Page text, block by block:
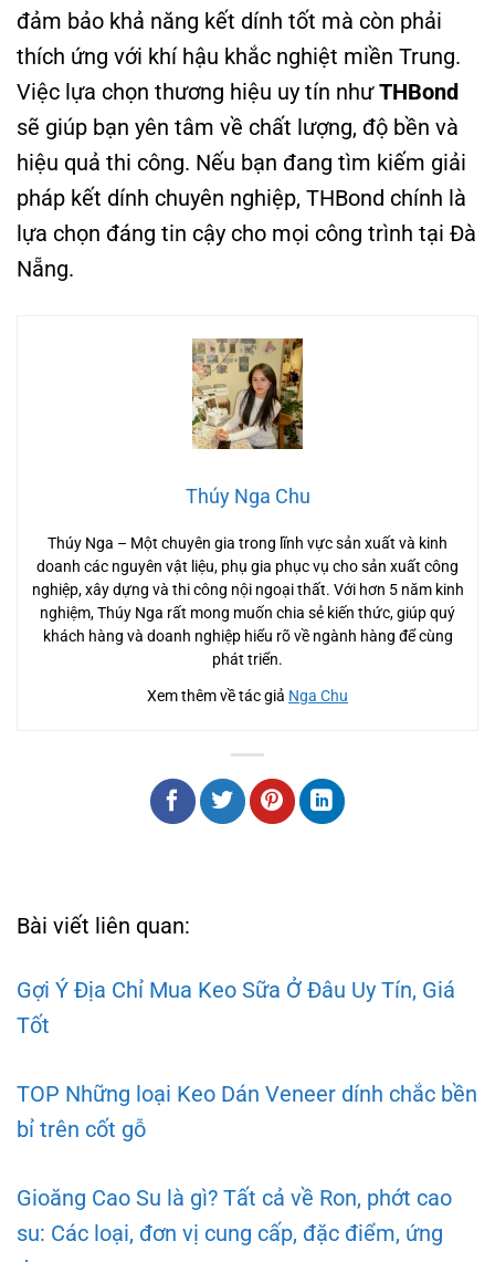
đảm bảo khả năng kết dính tốt mà còn phải
thích ứng với khí hậu khắc nghiệt miền Trung.
Việc lựa chọn thương hiệu uy tín nhưTHBond
sẽ giúp bạn yên tâm về chất lượng, độ bền và
hiệu quả thi công. Nếu bạn đang tìm kiếm giải
pháp kết dính chuyên nghiệp, THBond chính là
lựa chọn đáng tin cậy cho mọi công trình tại Đà
Nẵng.
Thúy Nga Chu
Thúy Nga – Một chuyên gia trong lĩnh vực sản xuất và kinh
doanh các nguyên vật liệu, phụ gia phục vụ cho sản xuất công
nghiệp, xây dựng và thi công nội ngoại thất. Với hơn 5 năm kinh
nghiệm, Thúy Nga rất mong muốn chia sẻ kiến thức, giúp quý
khách hàng và doanh nghiệp hiểu rõ về ngành hàng để cùng
phát triển.
Xem thêm về tác giả Nga Chu
Bài viết liên quan:
Gợi Ý Địa Chỉ Mua Keo Sữa Ở Đâu Uy Tín, Giá
Tốt
TOP Những loại Keo Dán Veneer dính chắc bền
bỉ trên cốt gỗ
Gioăng Cao Su là gì? Tất cả về Ron, phớt cao
su: Các loại, đơn vị cung cấp, đặc điểm, ứng